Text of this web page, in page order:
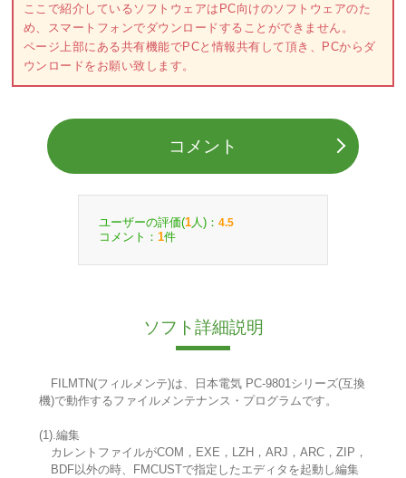
ここで紹介しているソフトウェアはPC向けのソフトウェアのた
め、スマートフォンでダウンロードすることができません。
ページ上部にある共有機能でPCと情報共有して頂き、PCからダ
ウンロードをお願い致します。
コメント
ユーザーの評価(1 人)： 4.5
コメント： 1件
ソフト詳細説明
FILMTN(フィルメンテ)は、日本電気 PC-9801シリーズ(互換
機)で動作するファイルメンテナンス・プログラムです。
(1).編集
カレントファイルがCOM，EXE，LZH，ARJ，ARC，ZIP，
BDF以外の時、FMCUSTで指定したエディタを起動し編集